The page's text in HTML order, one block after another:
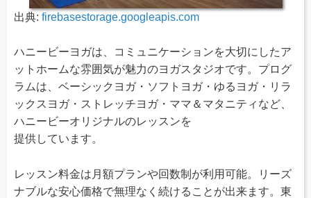
出典: firebasestorage.googleapis.com
ハニービーヨガは、コミュニケーションを大切にしたア
ットホームな雰囲気が魅力のヨガスタジオです。プログ
ラムは、ベーシックヨガ・ソフトヨガ・ゆるヨガ・リラ
ックスヨガ・ストレッチヨガ・ママ＆マタニティなど、
ハニービーオリジナルのレッスンを
提供しています。
レッスン料金は月額プランや回数制が利用可能。リーズ
ナブルな安心価格で無理なく続けることが出来ます。東